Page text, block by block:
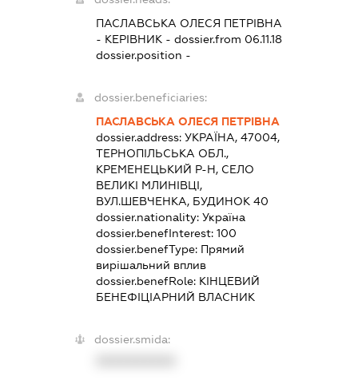
ПАСЛАВСЬКА ОЛЕСЯ ПЕТРІВНА
- КЕРІВНИК - dossier.from 06.11.18
dossier.position -
dossier.beneficiaries:
ПАСЛАВСЬКА ОЛЕСЯ ПЕТРІВНА
dossier.address:УКРАЇНА, 47004,
ТЕРНОПІЛЬСЬКА ОБЛ.,
КРЕМЕНЕЦЬКИЙ Р-Н, СЕЛО
ВЕЛИКІ МЛИНІВЦІ,
ВУЛ.ШЕВЧЕНКА, БУДИНОК 40
dossier.nationality:Україна
dossier.benefInterest:100
dossier.benefType: Прямий
вирішальний вплив
dossier.benefRole: КІНЦЕВИЙ
БЕНЕФІЦІАРНИЙ ВЛАСНИК
dossier.smida: